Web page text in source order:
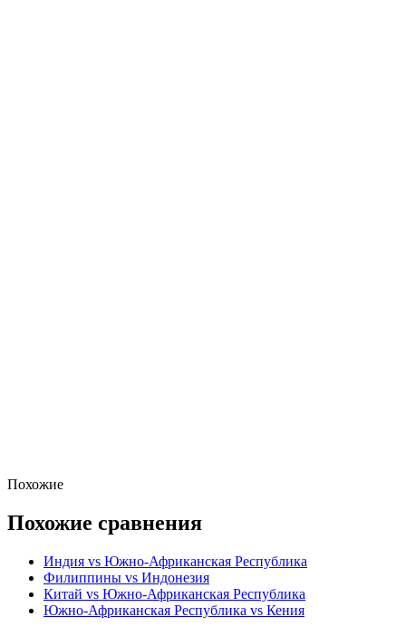
Похожие
Похожие сравнения
Индия vs Южно-Африканская Республика
Филиппины vs Индонезия
Китай vs Южно-Африканская Республика
Южно-Африканская Республика vs Кения